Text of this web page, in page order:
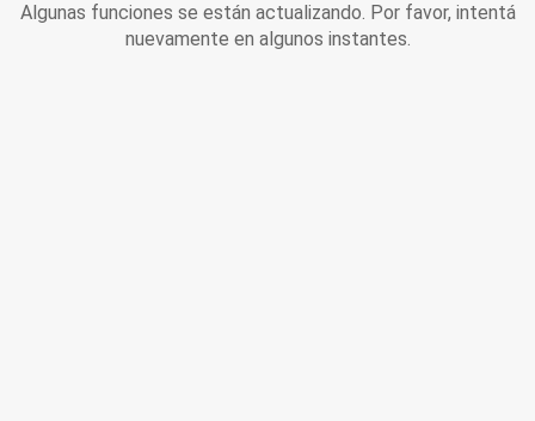
Algunas funciones se están actualizando. Por favor, intentá
nuevamente en algunos instantes.